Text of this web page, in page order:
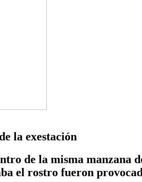
la exestación
de la misma manzana
el rostro fueron